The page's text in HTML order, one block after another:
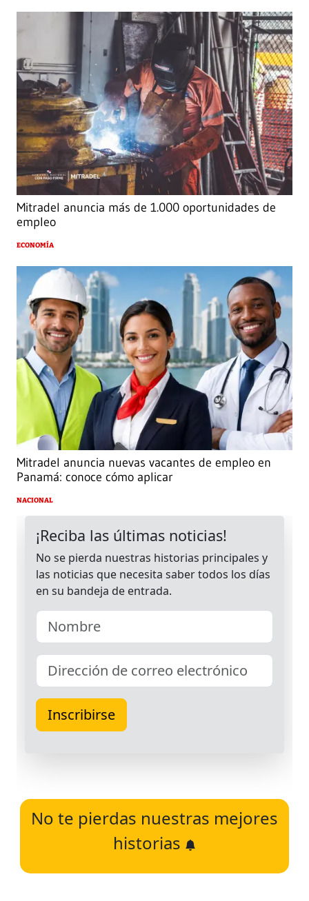
Mitradel anuncia más de 1.000 oportunidades de
empleo
ECONOMÍA
Mitradel anuncia nuevas vacantes de empleo en
Panamá: conoce cómo aplicar
NACIONAL
No te pierdas nuestras mejores
historias